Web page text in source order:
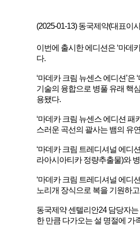
(2025-01-13) 동국제약(대표이
이번에 출시한 에디션은 ‘마데
다.
‘마데카 크림 뉴센스 에디션’
기술의 융합으로 병풀 유래 핵
용됐다.
‘마데카 크림 뉴센스 에디션
스러운 곡선의 괄사는 뱀의 유
‘마데카 크림 트레디셔널 에디
라아시아티카 정량추출물)와
‘마데카 크림 트레디셔널 에디
노리개 장식으로 복을 기원하
동국제약 센텔리안24 담당자
한 만큼 다가오는 설 명절에 가